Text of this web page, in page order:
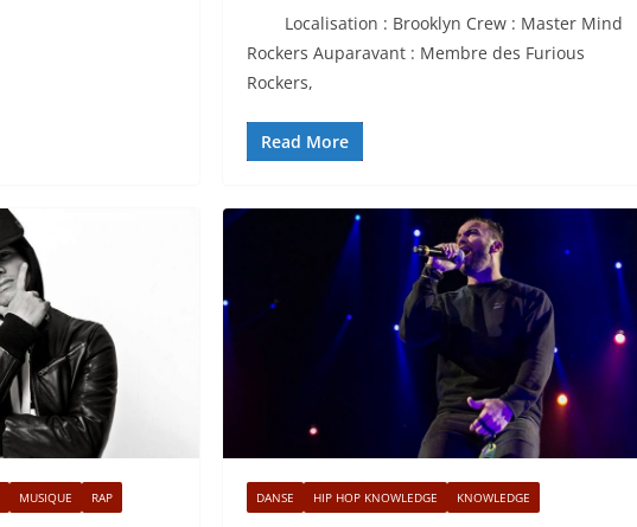
Localisation : Brooklyn Crew : Master Mind
Rockers Auparavant : Membre des Furious
Rockers,
Read More
MUSIQUE RAP DANSE HIP HOP KNOWLEDGE KNOWLEDGE